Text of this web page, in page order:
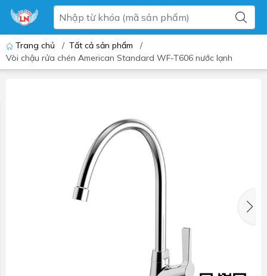
Trang chủ / Tất cả sản phẩm
/
Vòi chậu rửa chén American Standard WF-T606 nước lạnh